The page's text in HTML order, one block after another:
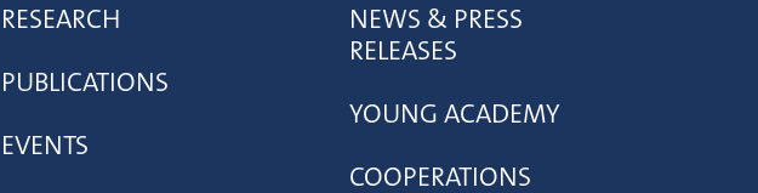
RESEARCH
PUBLICATIONS
EVENTS
NEWS & PRESS
RELEASES
YOUNG ACADEMY
COOPERATIONS